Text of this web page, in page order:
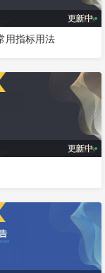
更新中
用指标用法
更新中